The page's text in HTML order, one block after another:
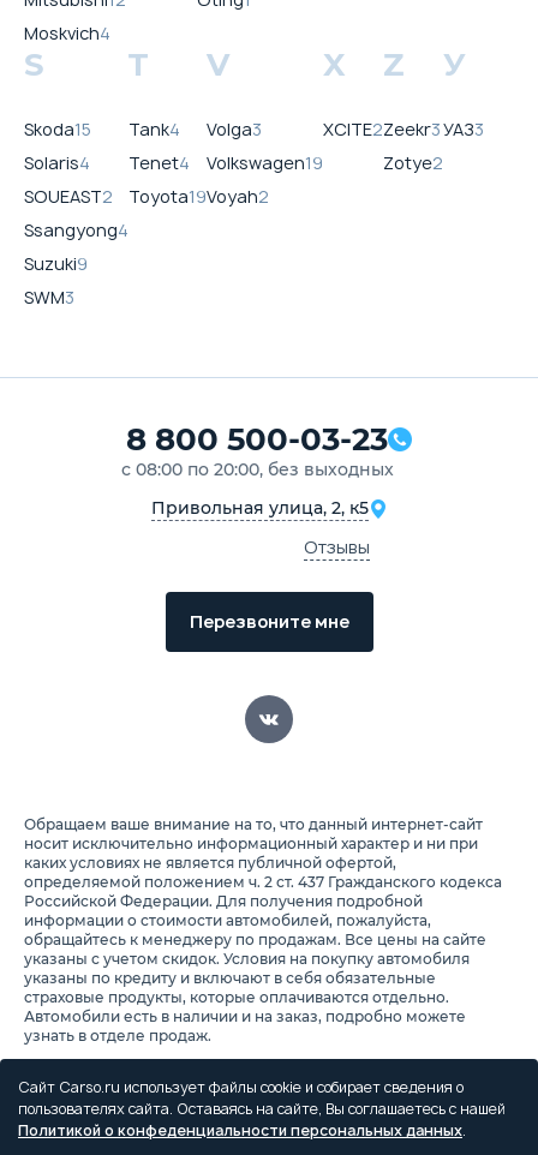
Moskvich4
S
Skoda15
Solaris4
SOUEAST2
Ssangyong4
Suzuki9
SWM3
T
Tank4
Tenet4
Toyota19
V
Volga3
Volkswagen19
Voyah2
X
XCITE2
Z
Zeekr3
Zotye2
У
УАЗ3
8 800 500-03-23
с 08:00 по 20:00, без выходных
Привольная улица, 2, к5
Отзывы
Перезвоните мне
Обращаем ваше внимание на то, что данный интернет-сайт
носит исключительно информационный характер и ни при
каких условиях не является публичной офертой,
определяемой положением ч. 2 ст. 437 Гражданского кодекса
Российской Федерации. Для получения подробной
информации о стоимости автомобилей, пожалуйста,
обращайтесь к менеджеру по продажам. Все цены на сайте
указаны с учетом скидок. Условия на покупку автомобиля
указаны по кредиту и включают в себя обязательные
страховые продукты, которые оплачиваются отдельно.
Автомобили есть в наличии и на заказ, подробно можете
узнать в отделе продаж.
Предоставляя свои персональные данные и используя
настоящий веб-сайт, Вы соглашаетесь с обработкой Ваших
персональных данных и принимаете условия их обработки.
Сайт Carso.ru использует файлы cookie и собирает сведения о
пользователях сайта. Оставаясь на сайте, Вы соглашаетесь с нашей
Политикой о конфеденциальности персональных данных.